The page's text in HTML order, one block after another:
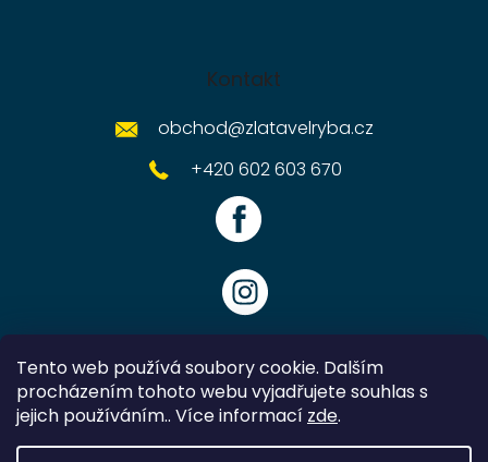
Tento web používá soubory cookie. Dalším
procházením tohoto webu vyjadřujete souhlas s
jejich používáním.. Více informací zde.
Kontakt
obchod@zlatavelryba.cz
+420 602 603 670